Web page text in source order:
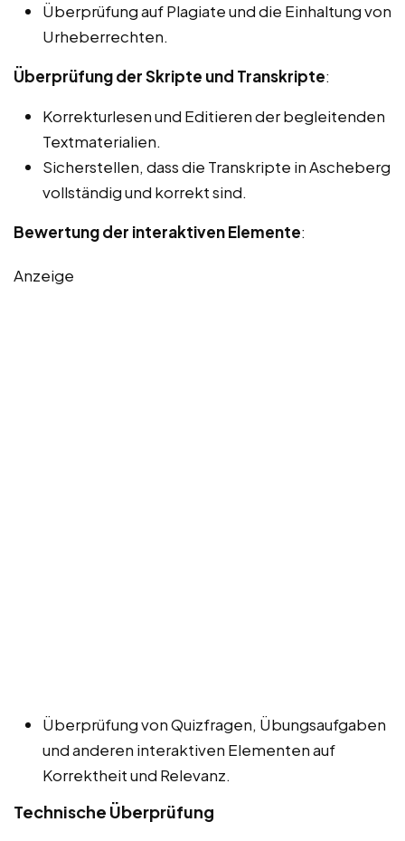
Überprüfung auf Plagiate und die Einhaltung von
Urheberrechten.
Überprüfung der Skripte und Transkripte:
Korrekturlesen und Editieren der begleitenden
Textmaterialien.
Sicherstellen, dass die Transkripte in Ascheberg
vollständig und korrekt sind.
Bewertung der interaktiven Elemente:
Anzeige
Überprüfung von Quizfragen, Übungsaufgaben
und anderen interaktiven Elementen auf
Korrektheit und Relevanz.
Technische Überprüfung